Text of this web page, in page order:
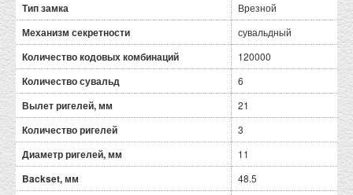
Тип замка Врезной
Механизм секретности сувальдный
Количество кодовых комбинаций 120000
Количество сувальд 6
Вылет ригелей, мм 21
Количество ригелей 3
Диаметр ригелей, мм 11
Backset, мм 48.5